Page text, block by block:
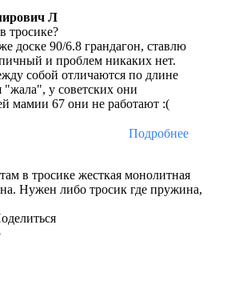
Л
тросике?
доске 90/6.8 грандагон, ставлю
и проблем никаких нет.
собой отличаются по длине
у советских они
мамии 67 они не работают :(
Подробнее
в тросике жесткая монолитная
Нужен либо тросик где пружина,